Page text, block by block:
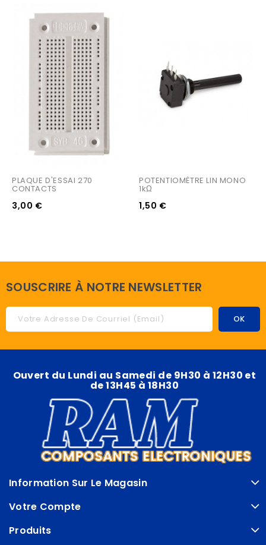
PLAQUE D'ESSAI 270
CONTACTS
3,00 €
POTENTIOMÈTRE LIN MONO
1kΩ
1,50 €
SOUSCRIRE À NOTRE NEWSLETTER
Ouvert du Lundi au Samedi de 9H30 à 12H30 et
de 13H45 à 18H30
Information Sur Le Magasin
Votre Compte
Produits